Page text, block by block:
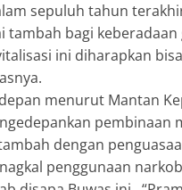
sepuluh tahun
tambah bagi
ini diharapkan
menurut Mantan
pembinaan
dengan
penggunaan